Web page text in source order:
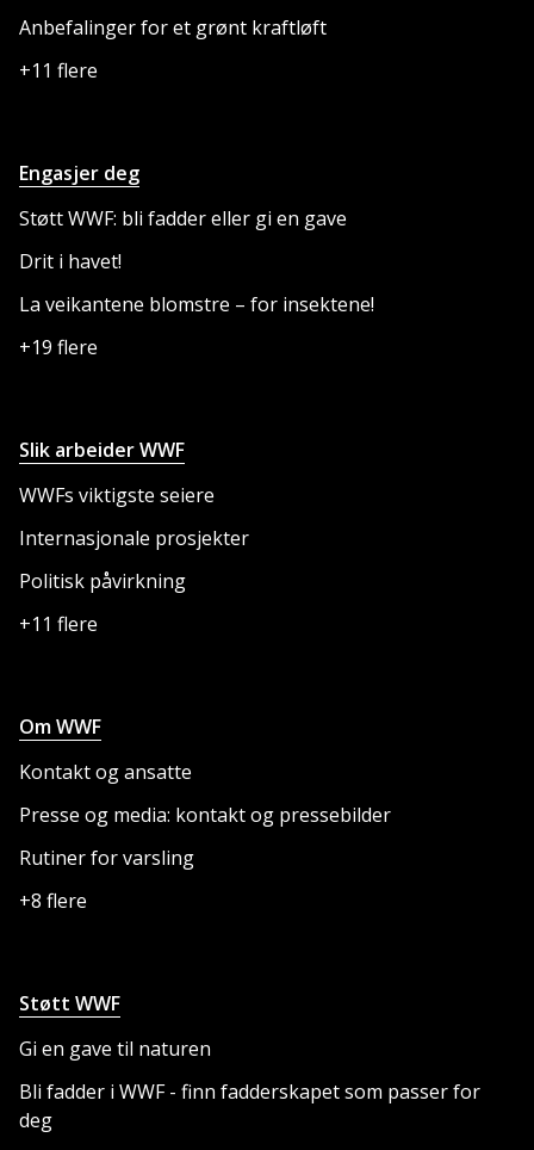
Anbefalinger for et grønt kraftløft
+11 flere
Engasjer deg
Støtt WWF: bli fadder eller gi en gave
Drit i havet!
La veikantene blomstre – for insektene!
+19 flere
Slik arbeider WWF
WWFs viktigste seiere
Internasjonale prosjekter
Politisk påvirkning
+11 flere
Om WWF
Kontakt og ansatte
Presse og media: kontakt og pressebilder
Rutiner for varsling
+8 flere
Støtt WWF
Gi en gave til naturen
Bli fadder i WWF - finn fadderskapet som passer for
deg